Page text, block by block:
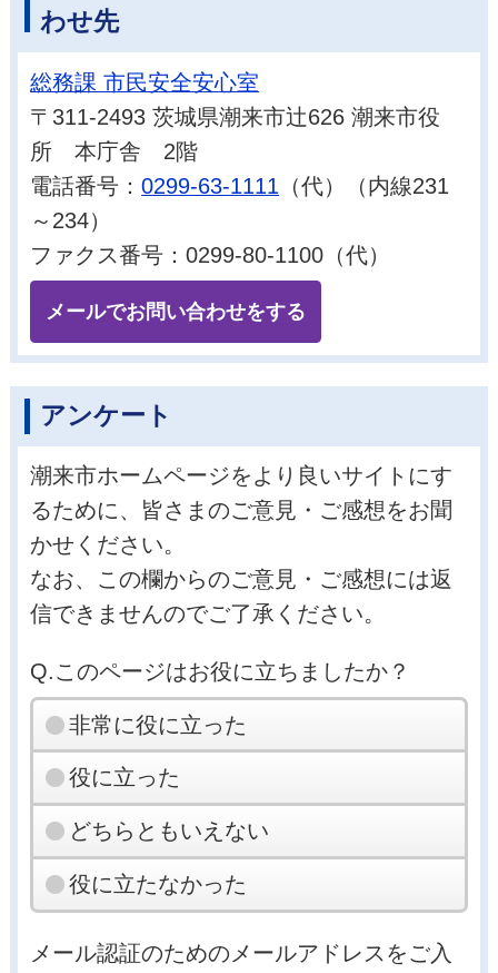
わせ先
総務課 市民安全安心室
〒311-2493 茨城県潮来市辻626 潮来市役
所 本庁舎 2階
電話番号：0299-63-1111 （代）（内線231
～234）
ファクス番号：0299-80-1100（代）
メールでお問い合わせをする
アンケート
潮来市ホームページをより良いサイトにす
るために、皆さまのご意見・ご感想をお聞
かせください。
なお、この欄からのご意見・ご感想には返
信できませんのでご了承ください。
Q.このページはお役に立ちましたか？
非常に役に立った
役に立った
どちらともいえない
役に立たなかった
メール認証のためのメールアドレスをご入